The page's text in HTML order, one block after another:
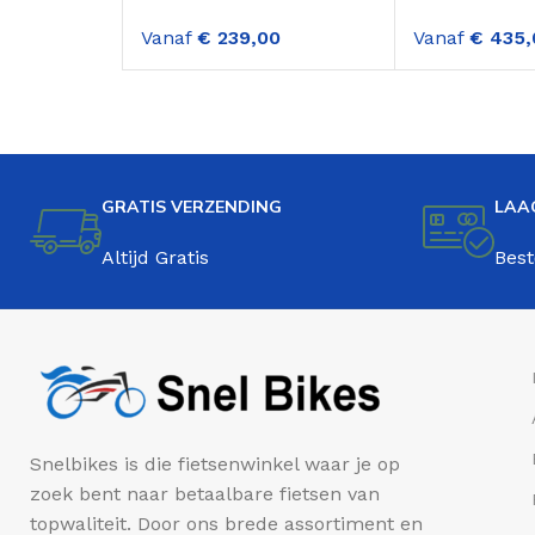
Lavender
Vanaf € 239,00 Vanaf €
GRATIS VERZENDING
Altijd Gratis
Snelbikes is die fietsenwinkel waar je op
zoek bent naar betaalbare fietsen van
topwaliteit. Door ons brede assortiment en